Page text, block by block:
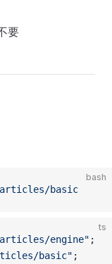
要
bash
basic
ts
engine" ;
basic" ;